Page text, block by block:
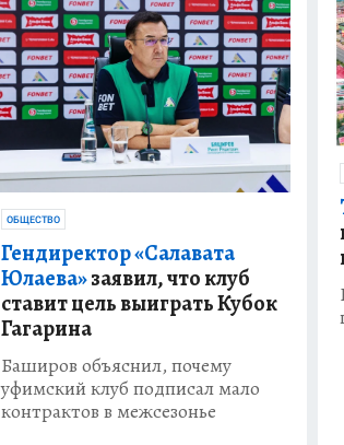
ОБЩЕСТВО
Гендиректор «Салавата
Юлаева»заявил, что клуб
ставит цель выиграть Кубок
Гагарина
Баширов объяснил, почему
уфимский клуб подписал мало
контрактов в межсезонье